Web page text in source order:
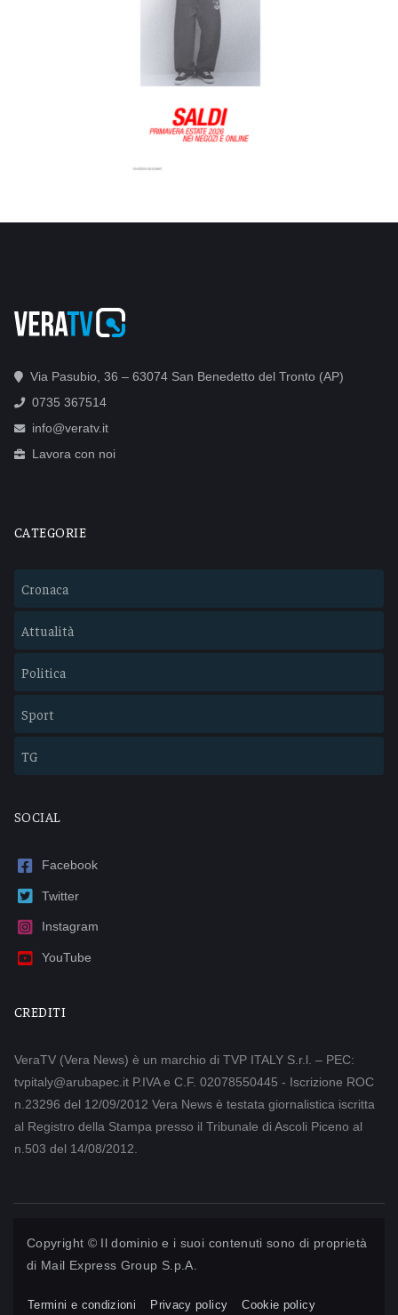
Via Pasubio, 36 – 63074 San Benedetto del Tronto (AP)
0735 367514
info@veratv.it
Lavora con noi
CATEGORIE
Cronaca
Attualità
Politica
Sport
TG
SOCIAL
Facebook
Twitter
Instagram
YouTube
CREDITI
VeraTV (Vera News) è un marchio di TVP ITALY S.r.l. – PEC:
tvpitaly@arubapec.it P.IVA e C.F. 02078550445 - Iscrizione ROC
n.23296 del 12/09/2012 Vera News è testata giornalistica iscritta
al Registro della Stampa presso il Tribunale di Ascoli Piceno al
n.503 del 14/08/2012.
Copyright © Il dominio e i suoi contenuti sono di proprietà
di Mail Express Group S.p.A.
Termini e condizioni Privacy policy Cookie policy